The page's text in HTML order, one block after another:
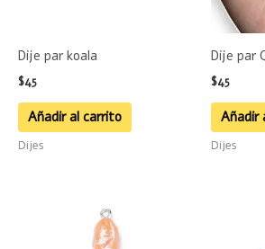
Dije par koala
$45
Añadir al carrito
Dijes
Dije par
$45
Añadir
Dijes